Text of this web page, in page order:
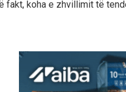
fakt, koha e zhvillimit të